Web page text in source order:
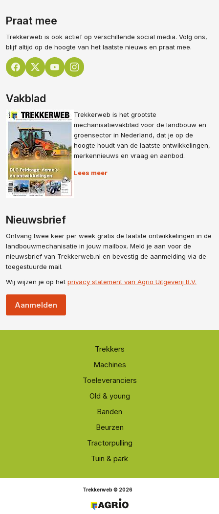
Praat mee
Trekkerweb is ook actief op verschillende social media. Volg ons,
blijf altijd op de hoogte van het laatste nieuws en praat mee.
Vakblad
Trekkerweb is het grootste
mechanisatievakblad voor de landbouw en
groensector in Nederland, dat je op de
hoogte houdt van de laatste ontwikkelingen,
merkennieuws en vraag en aanbod.
Lees meer
Nieuwsbrief
Ontvang twee keer per week gratis de laatste ontwikkelingen in de
landbouwmechanisatie in jouw mailbox. Meld je aan voor de
nieuwsbrief van Trekkerweb.nl en bevestig de aanmelding via de
toegestuurde mail.
Wij wijzen je op het privacy statement van Agrio Uitgeverij B.V.
Aanmelden
Trekkers
Machines
Toeleveranciers
Old & young
Banden
Beurzen
Tractorpulling
Tuin & park
Trekkerweb © 2026